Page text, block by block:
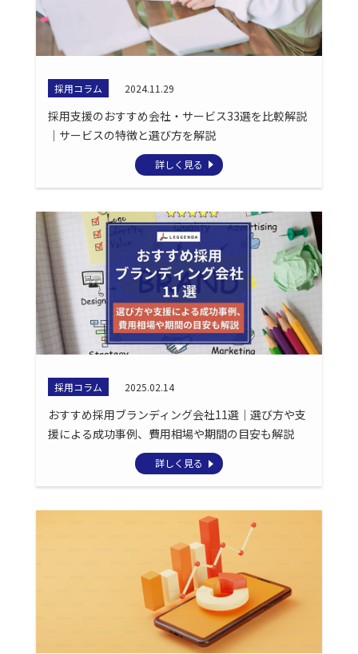
採用コラム 2024.11.29
採用支援のおすすめ会社・サービス33選を比較解説
｜サービスの特徴と選び方を解説
詳しく見る
採用コラム 2025.02.14
おすすめ採用ブランディング会社11選｜選び方や支
援による成功事例、費用相場や期間の目安も解説
詳しく見る